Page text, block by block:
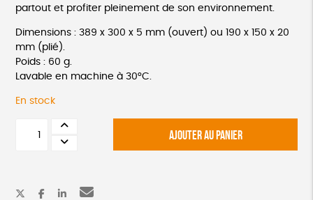
partout et profiter pleinement de son environnement.
Dimensions : 389 x 300 x 5 mm (ouvert) ou 190 x 150 x 20
mm (plié).
Poids : 60 g.
Lavable en machine à 30°C.
En stock
AJOUTER AU PANIER